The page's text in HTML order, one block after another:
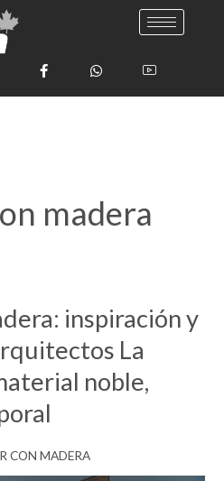
madera
inspiración y
La
noble,
CON MADERA